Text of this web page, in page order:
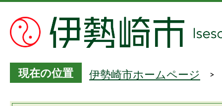
現在の位置 伊勢崎市ホームページ